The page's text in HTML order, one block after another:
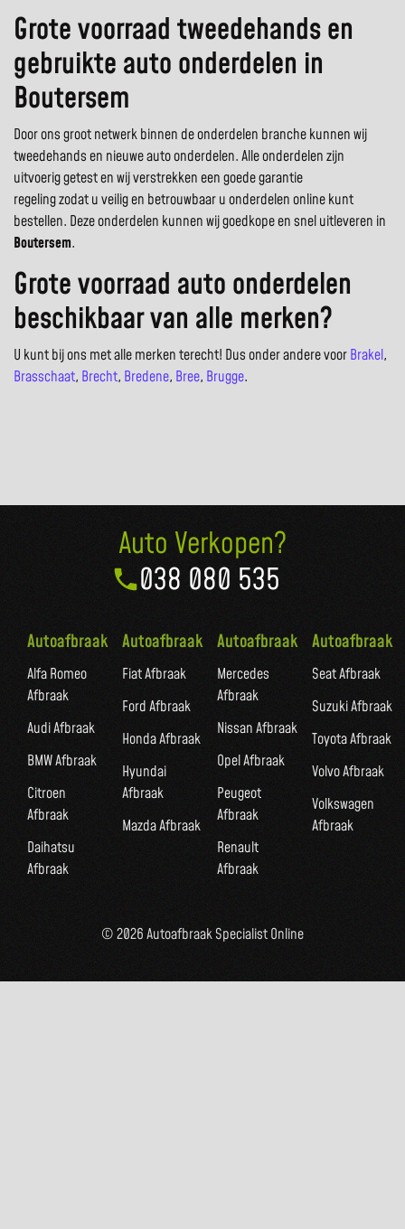
Grote voorraad tweedehands en
gebruikte auto onderdelen in
Boutersem
Door ons groot netwerk binnen de onderdelen branche kunnen wij
tweedehands en nieuwe auto onderdelen. Alle onderdelen zijn
uitvoerig getest en wij verstrekken een goede garantie
regeling zodat u veilig en betrouwbaar u onderdelen online kunt
bestellen. Deze onderdelen kunnen wij goedkope en snel uitleveren in
Boutersem.
Grote voorraad auto onderdelen
beschikbaar van alle merken?
U kunt bij ons met alle merken terecht! Dus onder andere voorBrakel,
Brasschaat, Brecht, Bredene, Bree, Brugge.
Auto Verkopen?
038 080 535
Autoafbraak
Alfa Romeo
Afbraak
Audi Afbraak
BMW Afbraak
Citroen
Afbraak
Daihatsu
Afbraak
Autoafbraak
Fiat Afbraak
Ford Afbraak
Honda Afbraak
Hyundai
Afbraak
Mazda Afbraak
Autoafbraak
Mercedes
Afbraak
Nissan Afbraak
Opel Afbraak
Peugeot
Afbraak
Renault
Afbraak
Autoafbraak
Seat Afbraak
Suzuki Afbraak
Toyota Afbraak
Volvo Afbraak
Volkswagen
Afbraak
© 2026 Autoafbraak Specialist Online